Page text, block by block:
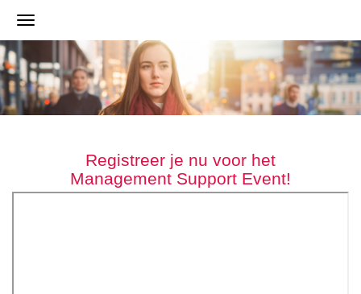
Registreer je nu voor het
Management Support Event!